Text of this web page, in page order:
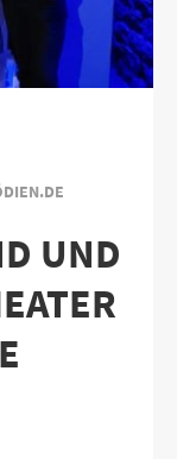
UND